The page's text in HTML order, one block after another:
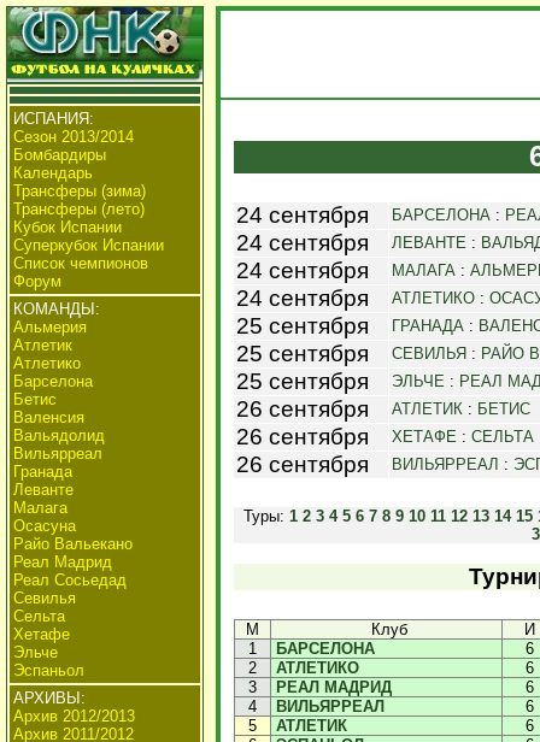
ИСПАНИЯ:
Сезон 2013/2014
Бомбардиры
Календарь
Трансферы (зима)
Трансферы (лето)
Кубок Испании
Суперкубок Испании
Список чемпионов
Форум
КОМАНДЫ:
Альмерия
Атлетик
Атлетико
Барселона
Бетис
Валенсия
Вальядолид
Вильярреал
Гранада
Леванте
Малага
Осасуна
Райо Вальекано
Реал Мадрид
Реал Сосьедад
Севилья
Сельта
Хетафе
Эльче
Эспаньол
АРХИВЫ:
Архив 2012/2013
Архив 2011/2012
24 сентября БАРСЕЛОНА :
24 сентября ЛЕВАНТЕ :
24 сентября МАЛАГА :
24 сентября АТЛЕТИКО :
25 сентября ГРАНАДА :
25 сентября СЕВИЛЬЯ : РАЙО
25 сентября ЭЛЬЧЕ : РЕАЛ
26 сентября АТЛЕТИК : БЕТИС
26 сентября ХЕТАФЕ : СЕЛЬТА
26 сентября ВИЛЬЯРРЕАЛ :
Туры: 1 2 3 4 5 6 7 8 9 10 11 12 13 14 15
М Клуб
И
1
БАРСЕЛОНА
6
2
АТЛЕТИКО
6
3
РЕАЛ МАДРИД
6
4
ВИЛЬЯРРЕАЛ
6
5
АТЛЕТИК
6